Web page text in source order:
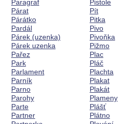
Paragraf
Párat
Párátko
Pardál
Párek (uzenka)
Párek uzenka
Pařez
Park
Parlament
Parník
Parno
Parohy
Parte
Partner
Pistole
Pít
Pitka
Pivo
Pivoňka
Pižmo
Plac
Pláč
Plachta
Plakat
Plakát
Plameny
Plášť
Plátno